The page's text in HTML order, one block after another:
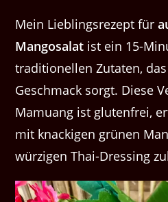
Mein Lieblingsrezept für
Mangosalat ist ein 15-
traditionellen Zutaten,
Geschmack sorgt. Diese
Mamuang ist glutenfrei,
mit knackigen grünen
würzigen Thai-Dressing